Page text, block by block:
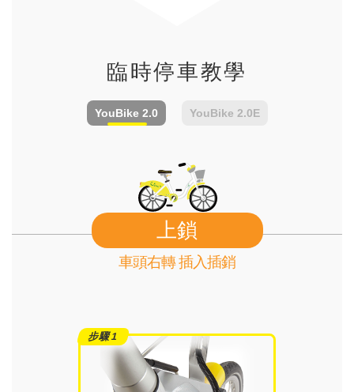
臨時停車教學
YouBike 2.0 YouBike 2.0E
上鎖
車頭右轉 插入插銷